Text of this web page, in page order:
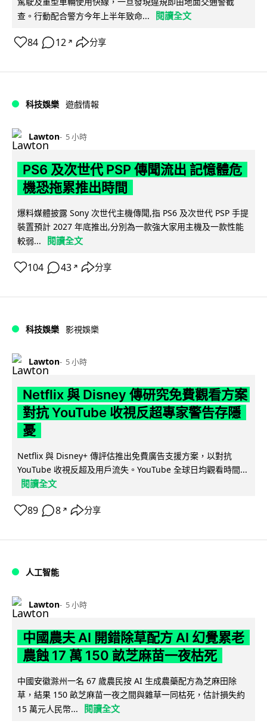
查。行動配合警方今年上半年致命...
閱讀全文
84 12 ↗ 分享
科技娛樂 遊戲情報
Lawton 5 小時
PS6 及次世代 PSP 傳聞流出 記憶體危
機恐拖累推出時間
爆料媒體披露 Sony 次世代主機傳聞,指 PS6 及次世代 PSP 手提
裝置預計 2027 年底推出,分別為一款強大家用主機及一款性能
較弱...
閱讀全文
104 43 ↗ 分享
科技娛樂 影視娛樂
Lawton 5 小時
Netflix 與 Disney 傳研究免費觀看方案
對抗 YouTube 收視反超專家警告存隱
憂
Netflix 與 Disney+ 傳評估推出免費廣告支援方案，以對抗
YouTube 收視反超及用戶流失。YouTube 全球日均觀看時間...
閱讀全文
89 8 ↗ 分享
人工智能
Lawton 5 小時
中國農夫 AI 開錯除草配方 AI 幻覺累老
農蝕 17 萬 150 畝芝麻苗一夜枯死
中國安徽滁州一名 67 歲農民按 AI 生成農藥配方為芝麻田除
草，結果 150 畝芝麻苗一夜之間與雜草一同枯死，估計損失約
15 萬元人民幣...
閱讀全文